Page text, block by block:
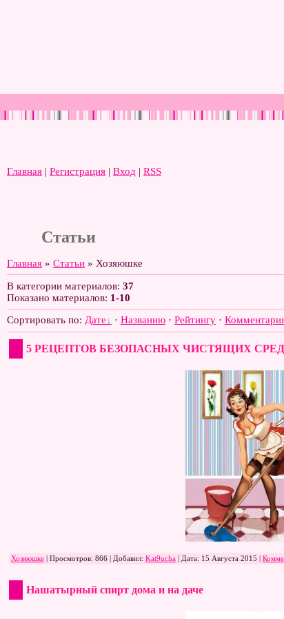
Главная | Регистрация | Вход | RSS
Статьи
Главная » Статьи » Хозяюшке
В категории материалов: 37
Показано материалов: 1-10
Сортировать по: Дате · Названию · Рейтингу ·
5 РЕЦЕПТОВ БЕЗОПАСНЫХ ЧИСТЯЩИХ
Хозяюшке | Просмотров: 866 | Добавил: Kat9ucha | Дата: 15 Августа 2015
Нашатырный спирт дома и на даче